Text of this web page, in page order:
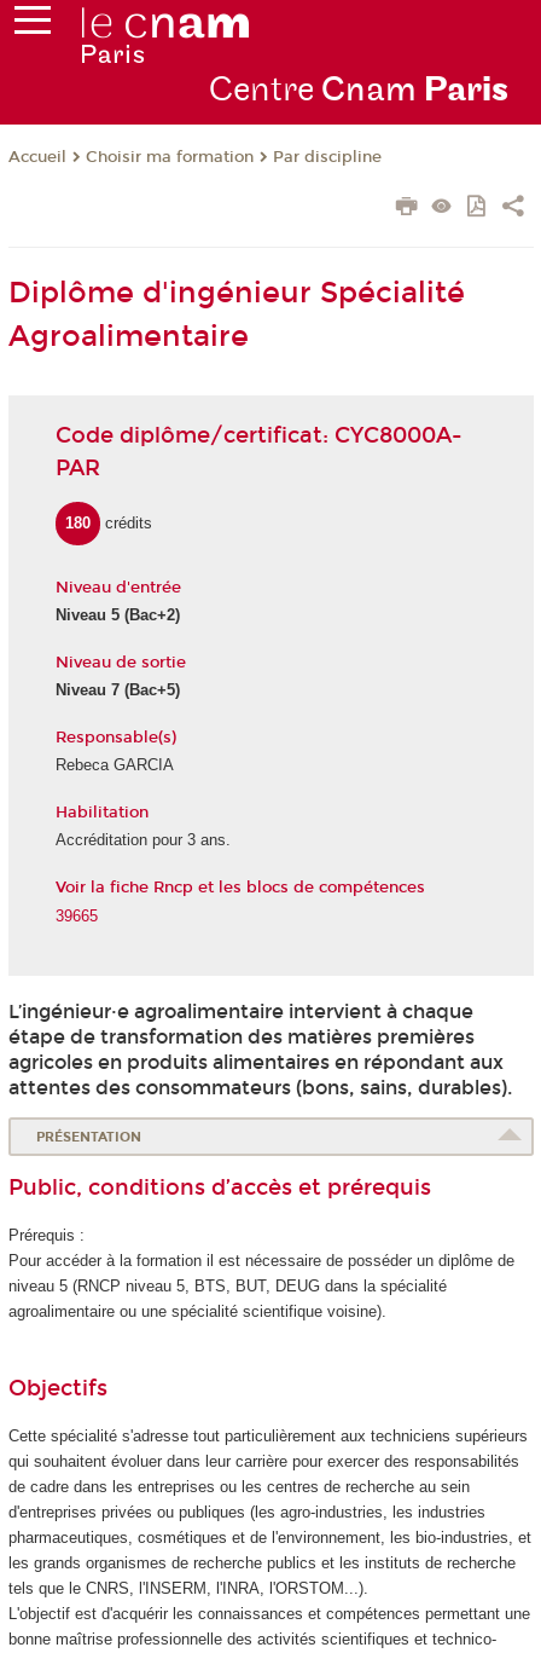
Centre Cnam Paris
Accueil Choisir ma formation Par discipline
Diplôme d'ingénieur Spécialité
Agroalimentaire
Code diplôme/certificat: CYC8000A-
PAR
180 crédits
Niveau d'entrée
Niveau 5(Bac+2)
Niveau de sortie
Niveau 7(Bac+5)
Responsable(s)
Rebeca GARCIA
Habilitation
Accréditation pour 3 ans.
Voir la fiche Rncp et les blocs de compétences
39665
L’ingénieur·e agroalimentaire intervient à chaque
étape de transformation des matières premières
agricoles en produits alimentaires en répondant aux
attentes des consommateurs (bons, sains, durables).
PRÉSENTATION
Public, conditions d’accès et prérequis
Prérequis :
Pour accéder à la formation il est nécessaire de posséder un diplôme de
niveau 5(RNCP niveau 5, BTS, BUT, DEUG dans la spécialité
agroalimentaire ou une spécialité scientifique voisine).
Objectifs
Cette spécialité s'adresse tout particulièrement aux techniciens supérieurs
qui souhaitent évoluer dans leur carrière pour exercer des responsabilités
de cadre dans les entreprises ou les centres de recherche au sein
d'entreprises privées ou publiques (les agro-industries, les industries
pharmaceutiques, cosmétiques et de l'environnement, les bio-industries, et
les grands organismes de recherche publics et les instituts de recherche
tels que le CNRS, l'INSERM, l'INRA, l'ORSTOM...).
L'objectif est d'acquérir les connaissances et compétences permettant une
bonne maîtrise professionnelle des activités scientifiques et technico-